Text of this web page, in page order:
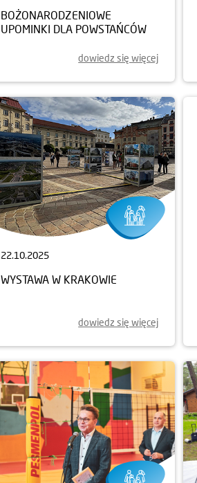
BOŻONARODZENIOWE
UPOMINKI DLA POWSTAŃCÓW
dowiedz się więcej
22.10.2025
WYSTAWA W KRAKOWIE
dowiedz się więcej